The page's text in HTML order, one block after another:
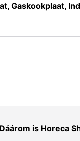
Gaskookplaat,
Dáárom is Horeca